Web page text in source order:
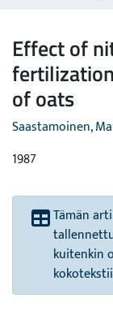
Effect of
of oats
Saastamoinen,
1987
Tämän
kuitenkin